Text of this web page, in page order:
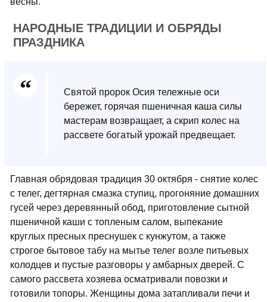
НАРОДНЫЕ ТРАДИЦИИ И ОБРЯДЫ
ПРАЗДНИКА
Святой пророк Осия тележные оси
бережет, горячая пшеничная каша силы
мастерам возвращает, а скрип колес на
рассвете богатый урожай предвещает.
Главная обрядовая традиция 30 октября - снятие колес
с телег, дегтярная смазка ступиц, прогоняние домашних
гусей через деревянный обод, приготовление сытной
пшеничной каши с топленым салом, выпекание
круглых пресных преснушек с кунжутом, а также
строгое бытовое табу на мытье телег возле питьевых
колодцев и пустые разговоры у амбарных дверей. С
самого рассвета хозяева осматривали повозки и
готовили топоры. Женщины дома затапливали печи и